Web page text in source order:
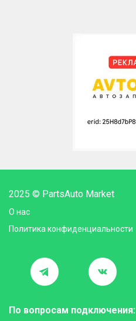
2025 © PartsAuto Market
О нас
Политика конфиденциальности
По вопросам подключения: